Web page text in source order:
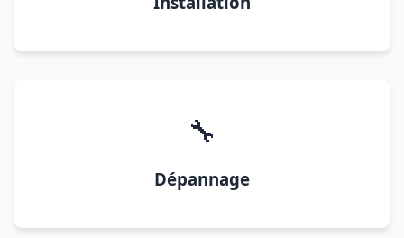
🔧
Dépannage